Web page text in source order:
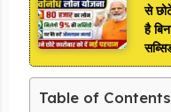
से
है
Table of Contents